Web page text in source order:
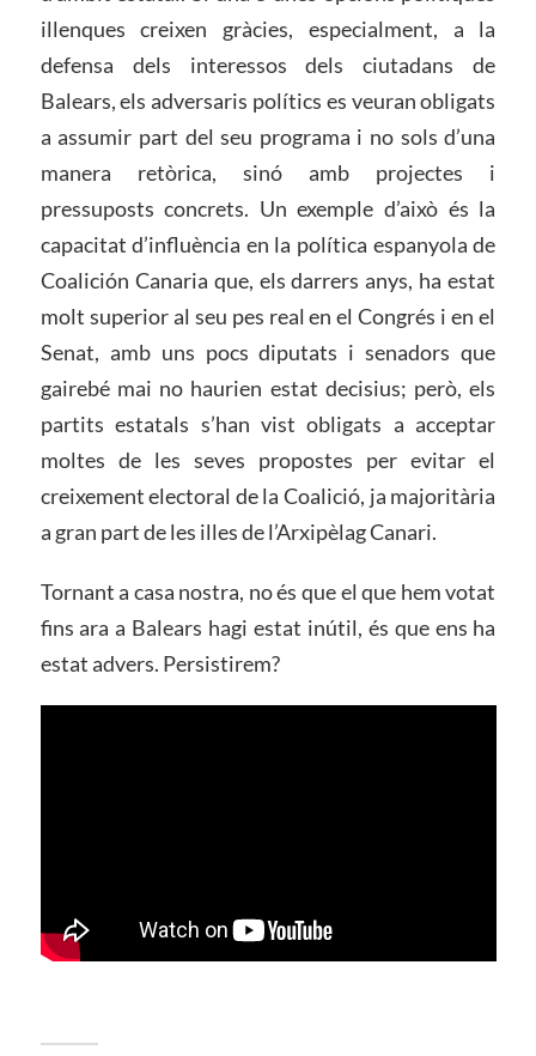
illenques creixen gràcies, especialment, a la
defensa dels interessos dels ciutadans de
Balears, els adversaris polítics es veuran obligats
a assumir part del seu programa i no sols d’una
manera retòrica, sinó amb projectes i
pressuposts concrets. Un exemple d’això és la
capacitat d’influència en la política espanyola de
Coalición Canaria que, els darrers anys, ha estat
molt superior al seu pes real en el Congrés i en el
Senat, amb uns pocs diputats i senadors que
gairebé mai no haurien estat decisius; però, els
partits estatals s’han vist obligats a acceptar
moltes de les seves propostes per evitar el
creixement electoral de la Coalició, ja majoritària
a gran part de les illes de l’Arxipèlag Canari.
Tornant a casa nostra, no és que el que hem votat
fins ara a Balears hagi estat inútil, és que ens ha
estat advers. Persistirem?